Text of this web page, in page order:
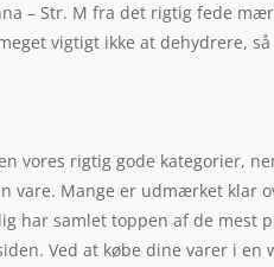
– Str. M fra det rigtig fede
vigtigt ikke at dehydrere,
vores rigtig gode kategorier,
vare. Mange er udmærket klar
har samlet toppen af de
Ved at købe dine varer i en